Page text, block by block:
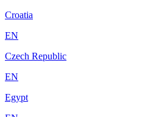
Croatia
EN
Czech Republic
EN
Egypt